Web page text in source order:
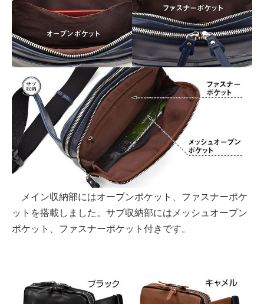
メイン収納部にはオープンポケット、ファスナーポケ
ットを搭載しました。サブ収納部にはメッシュオープン
ポケット、ファスナーポケット付きです。